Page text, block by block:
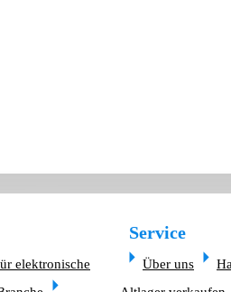
elektronische
Service
Über uns